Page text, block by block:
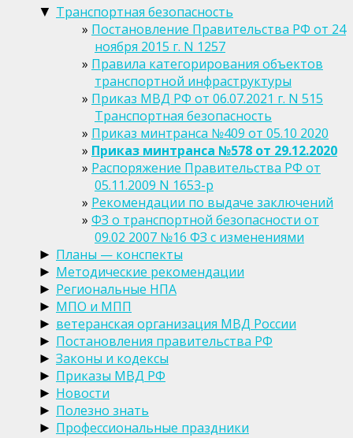
▼ Транспортная безопасность
Постановление Правительства РФ от 24
ноября 2015 г. N 1257
Правила категорирования объектов
транспортной инфраструктуры
Приказ МВД РФ от 06.07.2021 г. N 515
Транспортная безопасность
Приказ минтранса №409 от 05.10 2020
Приказ минтранса №578 от 29.12.2020
Распоряжение Правительства РФ от
05.11.2009 N 1653-р
Рекомендации по выдаче заключений
ФЗ о транспортной безопасности от
09.02 2007 №16 ФЗ с изменениями
► Планы — конспекты
► Методические рекомендации
► Региональные НПА
► МПО и МПП
► ветеранская организация МВД России
► Постановления правительства РФ
► Законы и кодексы
► Приказы МВД РФ
► Новости
► Полезно знать
► Профессиональные праздники